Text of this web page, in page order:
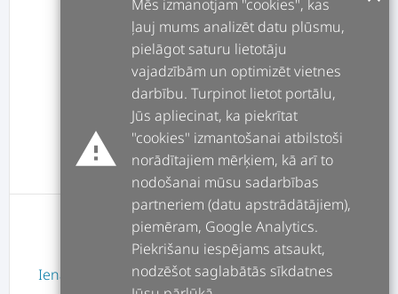
assignment DARBI
forumPOSTI
messageATSAUKSMES
Lietotājam nav atsauksmes
Ienākt
Reģistrēties
warning
Mēs izmanotjam "cookies", kas
ļauj mums analizēt datu plūsmu,
pielāgot saturu lietotāju
vajadzībām un optimizēt vietnes
darbību. Turpinot lietot portālu,
Jūs apliecinat, ka piekrītat
"cookies" izmantošanai atbilstoši
norādītajiem mērķiem, kā arī to
nodošanai mūsu sadarbības
partneriem (datu apstrādātājiem),
piemēram, Google Analytics.
Piekrišanu iespējams atsaukt,
nodzēšot saglabātās sīkdatnes